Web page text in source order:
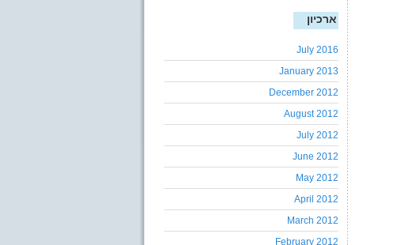
ארכיון
July 2016
January 2013
December 2012
August 2012
July 2012
June 2012
May 2012
April 2012
March 2012
February 2012